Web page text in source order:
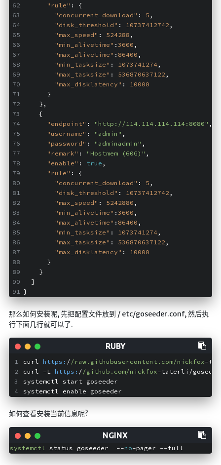
"rule" : {
"concurrent_download" : 5 ,
"disk_threshold" : 10737412742 ,
"max_speed" : 524288 ,
"min_alivetime" :3600 ,
"max_alivetime" : 86400 ,
"min_tasksize" : 1073741274,
"max_tasksize" : 536870637122 ,
"max_disklatency" :
10000
      }
    },
    {
"endpoint" : "http://114.114.114.114:8080" ,
"username" : "admin" ,
"password" : "adminadmin" ,
"remark" : "Hostmem (60G)" ,
"enable" : true ,
"rule" : {
"concurrent_download" : 5 ,
"disk_threshold" : 10737412742 ,
"max_speed" : 5242880 ,
"min_alivetime" :3600 ,
"max_alivetime" : 86400 ,
"min_tasksize" : 1073741274,
"max_tasksize" : 536870637122 ,
"max_disklatency" :
10000
      }
    }
  ]
}
那么如何安装呢, 先把配置文件放到 / etc/goseeder.conf, 然后执
行下面几行就可以了.
curl https: //raw.githubusercontent.com/nickfox-
curl -L https: //github.com/nickfox-taterli/
systemctl start goseeder
systemctl enable goseeder
如何查看安装当前信息呢?
systemctl status goseeder  --no-pager --full
背景连线动画
蜂巢背景特效
电流变形效果
夜色折现效果
🚩合集
⌛时光轴
🎅登录
隐私政策
仓库
音乐解析 半成品
低价开会员